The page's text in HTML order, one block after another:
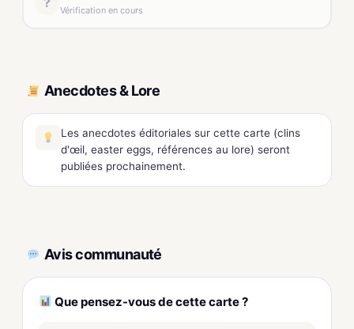
Vérification en cours
Anecdotes & Lore
Les anecdotes éditoriales sur cette carte (clins
d'œil, easter eggs, références au lore) seront
publiées prochainement.
Avis communauté
Que pensez-vous de cette carte ?